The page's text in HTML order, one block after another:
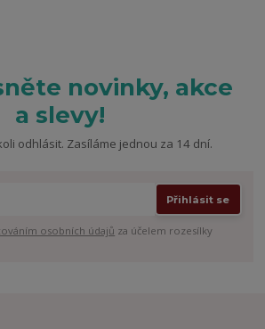
novinky, akce
a slevy!
odhlásit. Zasíláme jednou za 14 dní.
Přihlásit se
osobních údajů za účelem rozesílky